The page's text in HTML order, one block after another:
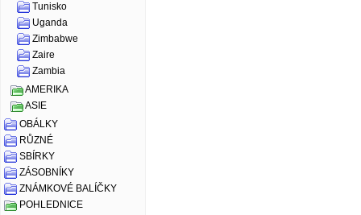
Tunisko
Uganda
Zimbabwe
Zaire
Zambia
AMERIKA
ASIE
OBÁLKY
RŮZNÉ
SBÍRKY
ZÁSOBNÍKY
ZNÁMKOVÉ BALÍČKY
POHLEDNICE